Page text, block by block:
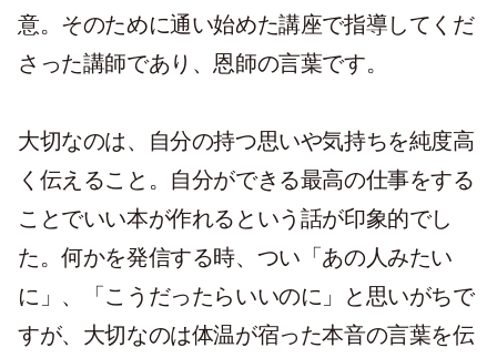
意。そのために通い始めた講座で指導してくだ
さった講師であり、恩師の言葉です。
大切なのは、自分の持つ思いや気持ちを純度高
く伝えること。自分ができる最高の仕事をする
ことでいい本が作れるという話が印象的でし
た。何かを発信する時、つい「あの人みたい
に」、「こうだったらいいのに」と思いがちで
すが、大切なのは体温が宿った本音の言葉を伝